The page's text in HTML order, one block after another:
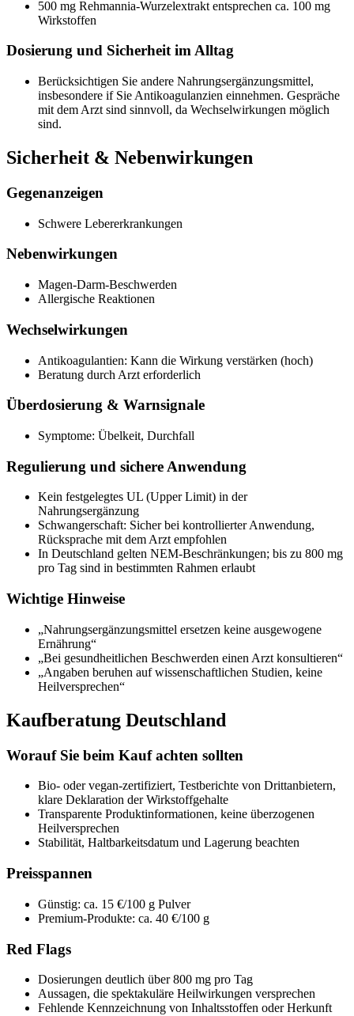
500 mg Rehmannia-Wurzelextrakt entsprechen ca. 100 mg
Wirkstoffen
Dosierung und Sicherheit im Alltag
Berücksichtigen Sie andere Nahrungsergänzungsmittel,
insbesondere if Sie Antikoagulanzien einnehmen. Gespräche
mit dem Arzt sind sinnvoll, da Wechselwirkungen möglich
sind.
Sicherheit & Nebenwirkungen
Gegenanzeigen
Schwere Lebererkrankungen
Nebenwirkungen
Magen-Darm-Beschwerden
Allergische Reaktionen
Wechselwirkungen
Antikoagulantien: Kann die Wirkung verstärken (hoch)
Beratung durch Arzt erforderlich
Überdosierung & Warnsignale
Symptome: Übelkeit, Durchfall
Regulierung und sichere Anwendung
Kein festgelegtes UL (Upper Limit) in der
Nahrungsergänzung
Schwangerschaft: Sicher bei kontrollierter Anwendung,
Rücksprache mit dem Arzt empfohlen
In Deutschland gelten NEM-Beschränkungen; bis zu 800 mg
pro Tag sind in bestimmten Rahmen erlaubt
Wichtige Hinweise
„Nahrungsergänzungsmittel ersetzen keine ausgewogene
Ernährung“
„Bei gesundheitlichen Beschwerden einen Arzt konsultieren“
„Angaben beruhen auf wissenschaftlichen Studien, keine
Heilversprechen“
Kaufberatung Deutschland
Worauf Sie beim Kauf achten sollten
Bio- oder vegan-zertifiziert, Testberichte von Drittanbietern,
klare Deklaration der Wirkstoffgehalte
Transparente Produktinformationen, keine überzogenen
Heilversprechen
Stabilität, Haltbarkeitsdatum und Lagerung beachten
Preisspannen
Günstig: ca. 15 €/100 g Pulver
Premium-Produkte: ca. 40 €/100 g
Red Flags
Dosierungen deutlich über 800 mg pro Tag
Aussagen, die spektakuläre Heilwirkungen versprechen
Fehlende Kennzeichnung von Inhaltsstoffen oder Herkunft